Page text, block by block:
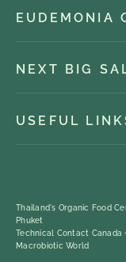
EUDEMONIA
NEXT BIG
USEFUL
Thailand's Organic Food
Phuket
Technical Contact Canada
Macrobiotic World